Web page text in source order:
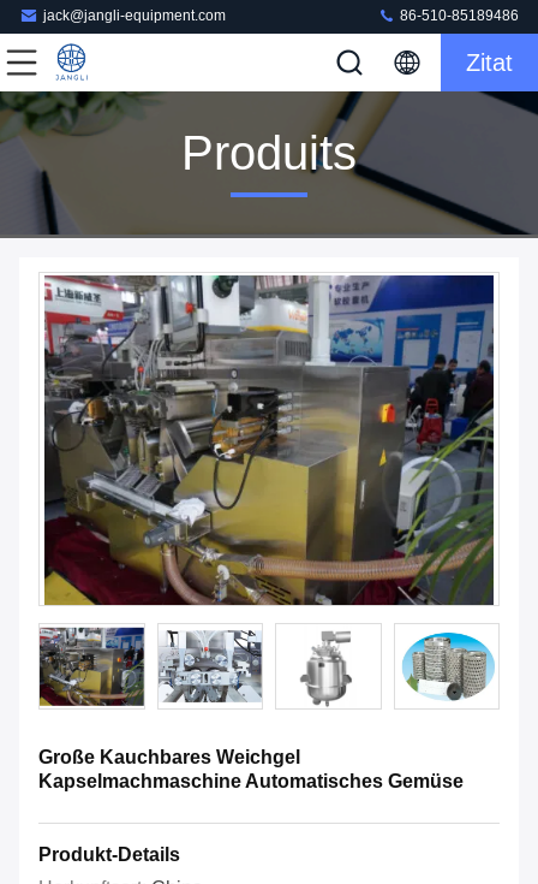
jack@jangli-equipment.com 86-510-85189486
Zitat
Produits
Große Kauchbares Weichgel
Kapselmachmaschine Automatisches Gemüse
Produkt-Details